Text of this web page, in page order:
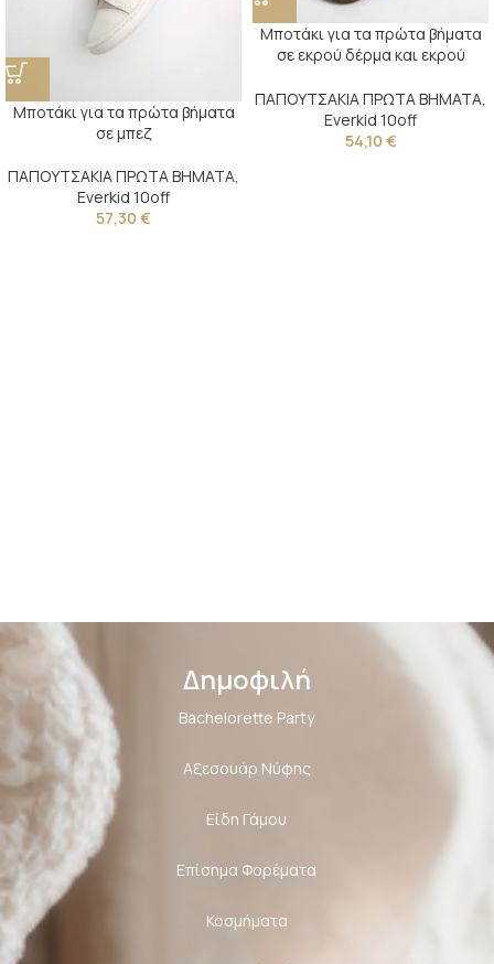
Μποτάκι για τα πρώτα βήματα
σε μπεζ
ΠΑΠΟΥΤΣΑΚΙΑ ΠΡΩΤΑ ΒΗΜΑΤΑ,
Everkid 10off
57,30 €
Μποτάκι για τα πρώτα βήματα
σε εκρού δέρμα και εκρού
ΠΑΠΟΥΤΣΑΚΙΑ ΠΡΩΤΑ ΒΗΜΑΤΑ,
Everkid 10off
54,10 €
Δημοφιλή
Bachelorette Party
Αξεσουάρ Νύφης
Είδη Γάμου
Επίσημα Φορέματα
Κοσμήματα